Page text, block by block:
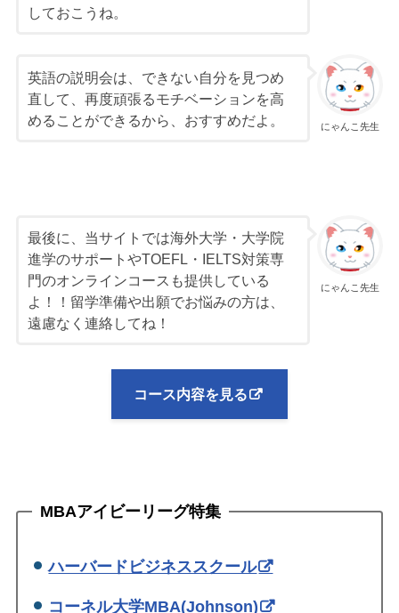
しておこうね。
にゃんこ先生
英語の説明会は、できない自分を見つめ
直して、再度頑張るモチベーションを高
めることができるから、おすすめだよ。
にゃんこ先生
最後に、当サイトでは海外大学・大学院
進学のサポートやTOEFL・IELTS対策専
門のオンラインコースも提供している
よ！！留学準備や出願でお悩みの方は、
遠慮なく連絡してね！
コース内容を見る
MBAアイビーリーグ特集
ハーバードビジネススクール
コーネル大学MBA(Johnson)